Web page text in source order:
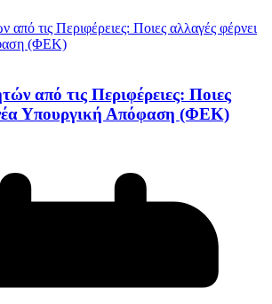
από τις Περιφέρειες: Ποιες
νέα Υπουργική Απόφαση (ΦΕΚ)